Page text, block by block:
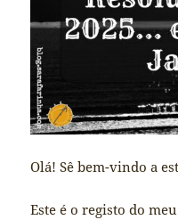
Olá! Sê bem-vindo a
Este é o registo do